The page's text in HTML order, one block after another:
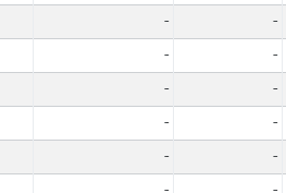
- -
- -
- -
- -
- -